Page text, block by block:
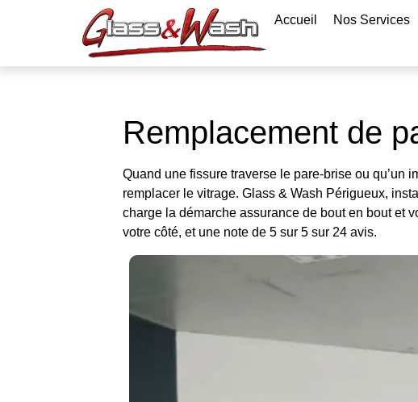
Accueil Nos Services
Remplacement de
Quand une fissure traverse le pare-brise ou qu’un
remplacer le vitrage. Glass & Wash Périgueux,
charge la démarche assurance de bout en bout et
votre côté, et une note de 5 sur 5 sur 24 avis.